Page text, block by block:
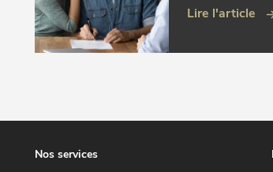
Lire l'article
Nos services